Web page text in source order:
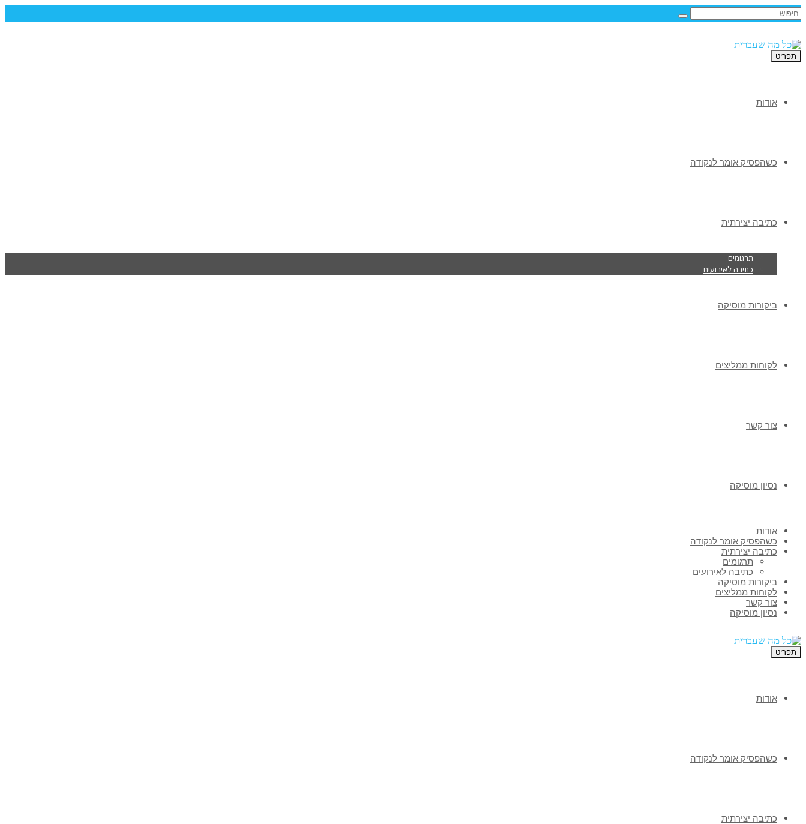
תפריט
אודות
כשהפסיק אומר לנקודה
כתיבה יצירתית
תרגומים
כתיבה לאירועים
ביקורות מוסיקה
לקוחות ממליצים
צור קשר
נסיון מוסיקה
אודות
כשהפסיק אומר לנקודה
כתיבה יצירתית
תרגומים
כתיבה לאירועים
ביקורות מוסיקה
לקוחות ממליצים
צור קשר
נסיון מוסיקה
תפריט
אודות
כשהפסיק אומר לנקודה
כתיבה יצירתית